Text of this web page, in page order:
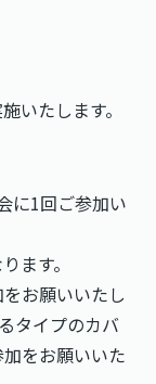
いたします。
に1回ご参加い
ます。
お願いいたし
タイプのカバ
をお願いいた